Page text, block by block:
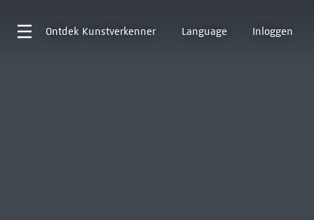
Ontdek Kunstverkenner Language Inloggen